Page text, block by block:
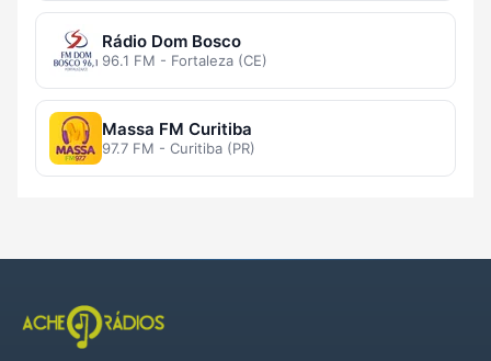
Rádio Dom Bosco
96.1 FM - Fortaleza (CE)
Massa FM Curitiba
97.7 FM - Curitiba (PR)